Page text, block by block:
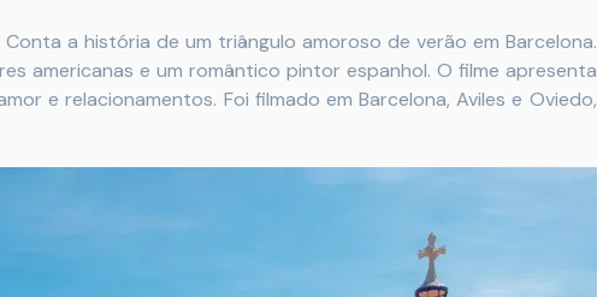
a história de um triângulo amoroso de verão em Barcelona.
americanas e um romântico pintor espanhol. O filme apresenta
e relacionamentos. Foi filmado em Barcelona, Aviles e Oviedo,